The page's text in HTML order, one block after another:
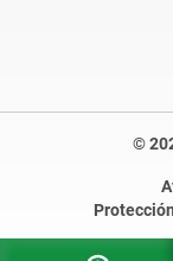
©